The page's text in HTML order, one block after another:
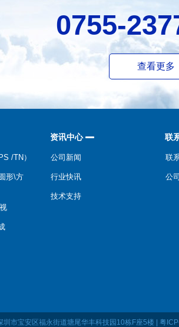
0755-
查看更多
/TN）
形\方
资讯中心
公司新闻
行业快讯
技术支持
联
联
公
市宝安区福永街道塘尾华丰科技园10栋F座5楼 | 粤